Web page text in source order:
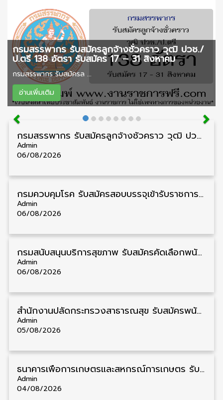
กรมสรรพากร รับสมัครลูกจ้างชั่วคราว วุฒิ ปวช./
ป.ตรี 138 อัตรา รับสมัคร 17 – 31 สิงหาคม
กรมสรรพากร รับสมัครล ...
อ่านเพิ่มเติม
กรมสรรพากร รับสมัครลูกจ้างชั่วคราว วุฒิ ปวช./ป.ตรี 138 อัตรา รับสมัคร 17 – 31 สิงหาคม
Admin
06/08/2026
กรมควบคุมโรค รับสมัครสอบบรรจุเข้ารับราชการ วุฒิ ปวส./ป.ตรี 17 อัตรา รับสมัคร 17 สิงหาคม – 4 กันยายน
Admin
06/08/2026
กรมสนับสนุนบริการสุขภาพ รับสมัครคัดเลือกพนักงานราชการ วุฒิ ปวส./ป.ตรี 13 อัตรา รับสมัคร 11 – 20 สิงหาคม
Admin
06/08/2026
สำนักงานปลัดกระทรวงสาธารณสุข รับสมัครพนักงานราชการรูปแบบพิเศษ วุฒิ ปวส./ป.ตรี 102 อัตรา รับสมัคร 17 – 28 สิงหาคม
Admin
05/08/2026
ธนาคารเพื่อการเกษตรและสหกรณ์การเกษตร รับสมัครบุคคลเพื่อเป็นผู้ช่วยพนักงาน วุฒิ ป.ตรี 5 อัตรา รับสมัคร 4 – 14 สิงหาคม
Admin
04/08/2026